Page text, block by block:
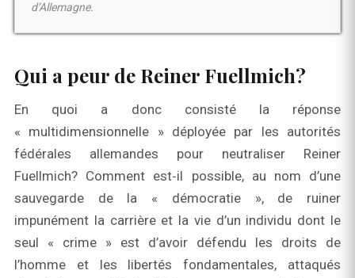
d’Allemagne.
Qui a peur de Reiner Fuellmich?
En quoi a donc consisté la réponse
« multidimensionnelle » déployée par les autorités
fédérales allemandes pour neutraliser Reiner
Fuellmich? Comment est‑il possible, au nom d’une
sauvegarde de la « démocratie », de ruiner
impunément la carrière et la vie d’un individu dont le
seul « crime » est d’avoir défendu les droits de
l’homme et les libertés fondamentales, attaqués